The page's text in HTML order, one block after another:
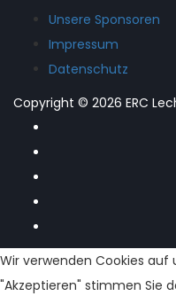
Unsere Sponsoren
Impressum
Datenschutz
Copyright © 2026 ERC
Wir verwenden Cookies auf
"Akzeptieren" stimmen Sie